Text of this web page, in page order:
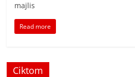
majlis
Read more
Ciktom